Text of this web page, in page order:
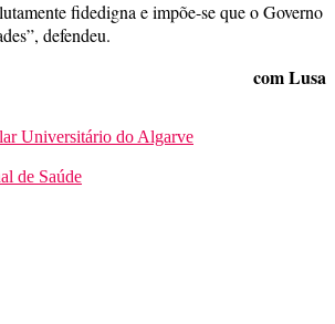
fidedigna e impõe-se que o Governo
defendeu.
com Lusa
Universitário do Algarve
de Saúde